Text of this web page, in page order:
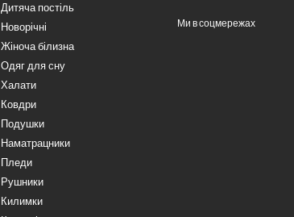
Дитяча постіль
Новорічні
Жіноча білизна
Одяг для сну
Халати
Ковдри
Подушки
Наматрацники
Пледи
Рушники
Килимки
Ми в соцмережах